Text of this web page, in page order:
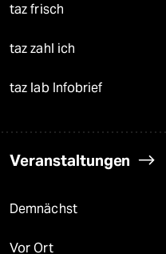
taz frisch
taz zahl ich
taz lab Infobrief
Veranstaltungen
Demnächst
Vor Ort